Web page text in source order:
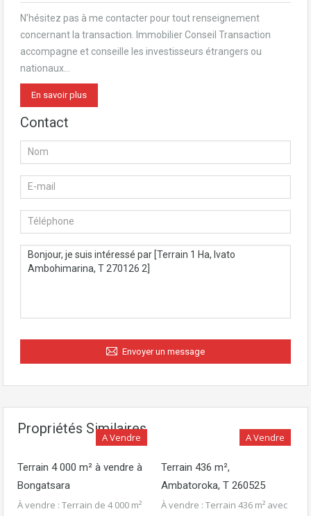
N’hésitez pas à me contacter pour tout renseignement
concernant la transaction. Immobilier Conseil Transaction
accompagne et conseille les investisseurs étrangers ou
nationaux…
En savoir plus
Contact
Envoyer un message
Propriétés Similaires
A Vendre
Terrain 4 000 m² à vendre à
Bongatsara
À vendre : Terrain de 4 000 m²
A Vendre
Terrain 436 m²,
Ambatoroka, T 260525
À vendre : Terrain 436 m² avec